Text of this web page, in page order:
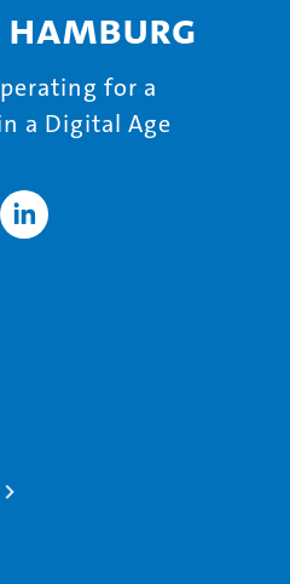
for a
a Digital Age